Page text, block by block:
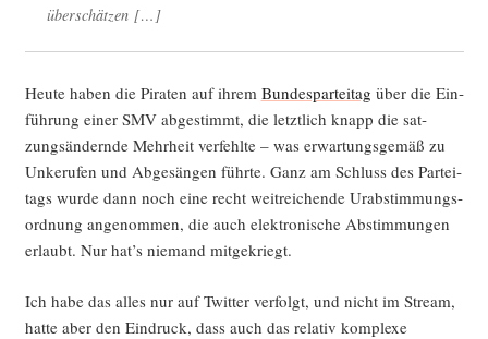
überschätzen […]
Heu­te haben die Pira­ten auf ihrem Bun­des­par­tei­tag über die Ein­
füh­rung einer SMV abge­stimmt, die letzt­lich knapp die sat­
zungs­än­dern­de Mehr­heit ver­fehl­te – was erwar­tungs­ge­mäß zu
Unke­ru­fen und Abge­sän­gen führ­te. Ganz am Schluss des Par­tei­
tags wur­de dann noch eine recht weit­rei­chen­de Urab­stim­mungs­
ord­nung ange­nom­men, die auch elek­tro­ni­sche Abstim­mun­gen
erlaubt. Nur hat’s nie­mand mitgekriegt.
Ich habe das alles nur auf Twit­ter ver­folgt, und nicht im Stream,
hat­te aber den Ein­druck, dass auch das rela­tiv kom­ple­xe